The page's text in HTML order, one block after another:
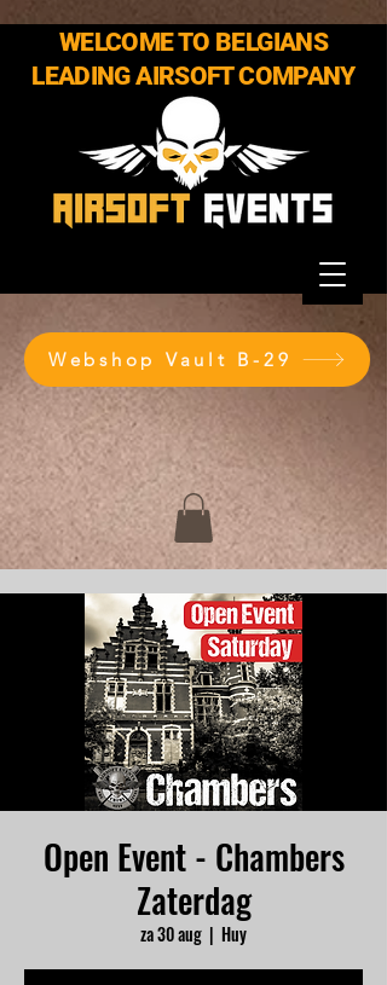
WELCOME TO BELGIANS
LEADING AIRSOFT COMPANY
Webshop Vault B-29
Open Event - Chambers
Zaterdag
za 30 aug
  |
Huy